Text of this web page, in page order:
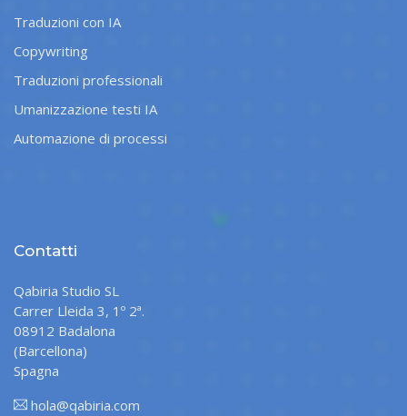
Traduzioni con IA
Copywriting
Traduzioni professionali
Umanizzazione testi IA
Automazione di processi
Contatti
Qabiria Studio SL
Carrer Lleida 3, 1º 2ª.
08912 Badalona
(Barcellona)
Spagna
hola@qabiria.com